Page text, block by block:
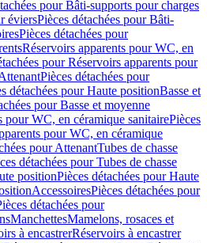
pour Bâti-supports pour charges
éviersPièces détachées pour Bâti-
Pièces détachées pour
Réservoirs apparents pour WC, en
pour Réservoirs apparents pour
Pièces détachées pour
détachées pour Haute positionBasse et
pour Basse et moyenne
pour WC, en céramique sanitairePièces
pour WC, en céramique
pour AttenantTubes de chasse
détachées pour Tubes de chasse
positionPièces détachées pour Haute
AccessoiresPièces détachées pour
détachées pour
ManchettesMamelons, rosaces et
à encastrerRéservoirs à encastrer